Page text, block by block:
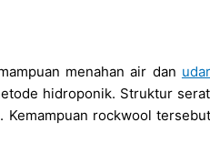
menahan air dan
hidroponik. Struktur
rockwool